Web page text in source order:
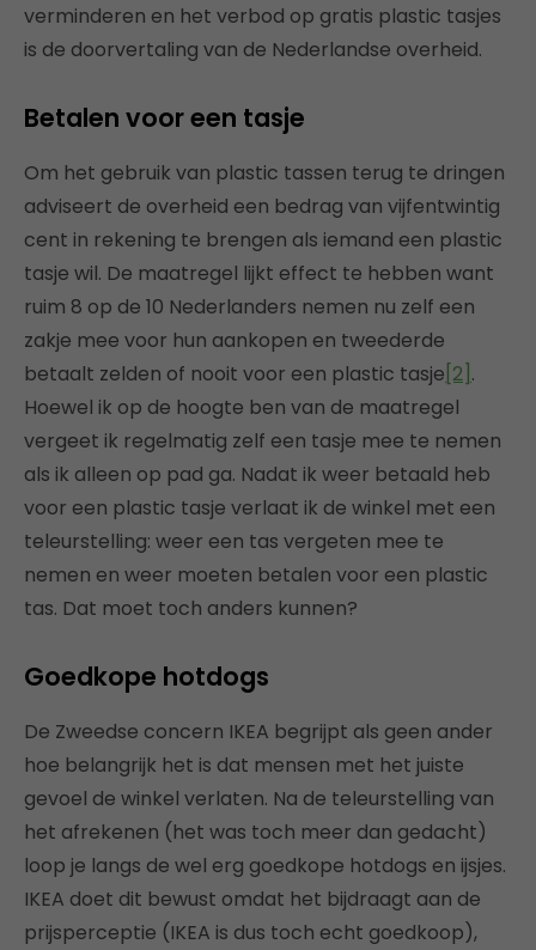
verminderen en het verbod op gratis plastic tasjes
is de doorvertaling van de Nederlandse overheid.
Betalen voor een tasje
Om het gebruik van plastic tassen terug te dringen
adviseert de overheid een bedrag van vijfentwintig
cent in rekening te brengen als iemand een plastic
tasje wil. De maatregel lijkt effect te hebben want
ruim 8 op de 10 Nederlanders nemen nu zelf een
zakje mee voor hun aankopen en tweederde
betaalt zelden of nooit voor een plastic tasje [2] .
Hoewel ik op de hoogte ben van de maatregel
vergeet ik regelmatig zelf een tasje mee te nemen
als ik alleen op pad ga. Nadat ik weer betaald heb
voor een plastic tasje verlaat ik de winkel met een
teleurstelling: weer een tas vergeten mee te
nemen en weer moeten betalen voor een plastic
tas. Dat moet toch anders kunnen?
Goedkope hotdogs
De Zweedse concern IKEA begrijpt als geen ander
hoe belangrijk het is dat mensen met het juiste
gevoel de winkel verlaten. Na de teleurstelling van
het afrekenen (het was toch meer dan gedacht)
loop je langs de wel erg goedkope hotdogs en ijsjes.
IKEA doet dit bewust omdat het bijdraagt aan de
prijsperceptie (IKEA is dus toch echt goedkoop),